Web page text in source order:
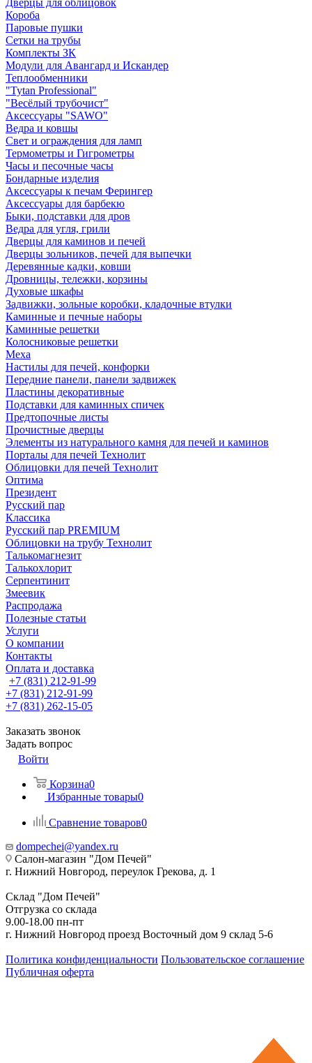
Дверцы для облицовок
Короба
Паровые пушки
Сетки на трубы
Комплекты ЗК
Модули для Авангард и Искандер
Теплообменники
"Tytan Professional"
"Весёлый трубочист"
Аксессуары "SAWO"
Ведра и ковшы
Свет и ограждения для ламп
Термометры и Гигрометры
Часы и песочные часы
Бондарные изделия
Аксессуары к печам Ферингер
Аксессуары для барбекю
Быки, подставки для дров
Ведра для угля, грили
Дверцы для каминов и печей
Дверцы зольников, печей для выпечки
Деревянные кадки, ковши
Дровницы, тележки, корзины
Духовые шкафы
Задвижки, зольные коробки, кладочные втулки
Каминные и печные наборы
Каминные решетки
Колосниковые решетки
Меха
Настилы для печей, конфорки
Передние панели, панели задвижек
Пластины декоративные
Подставки для каминных спичек
Предтопочные листы
Прочистные дверцы
Элементы из натурального камня для печей и каминов
Порталы для печей Технолит
Облицовки для печей Технолит
Оптима
Президент
Русский пар
Классика
Русский пар PREMIUM
Облицовки на трубу Технолит
Талькомагнезит
Талькохлорит
Серпентинит
Змеевик
Распродажа
Полезные статьи
Услуги
О компании
Контакты
Оплата и доставка
+7 (831) 212-91-99
+7 (831) 212-91-99
+7 (831) 262-15-05
Заказать звонок
Задать вопрос
Войти
Корзина0
Избранные товары0
Сравнение товаров0
dompechei@yandex.ru
Салон-магазин "Дом Печей"
г. Нижний Новгород, переулок Грекова, д. 1
Склад "Дом Печей"
Отгрузка со склада
9.00-18.00 пн-пт
г. Нижний Новгород проезд Восточный дом 9 склад 5-6
Политика конфиденциальности Пользовательское соглашение
Публичная оферта